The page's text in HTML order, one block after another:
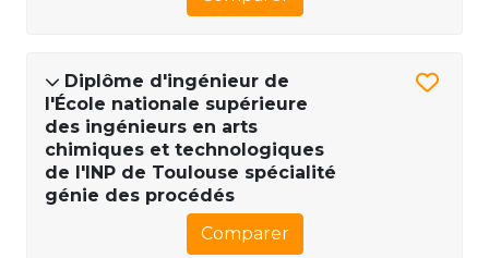
Diplôme d'ingénieur de
l'École nationale supérieure
des ingénieurs en arts
chimiques et technologiques
de l'INP de Toulouse spécialité
génie des procédés
Comparer